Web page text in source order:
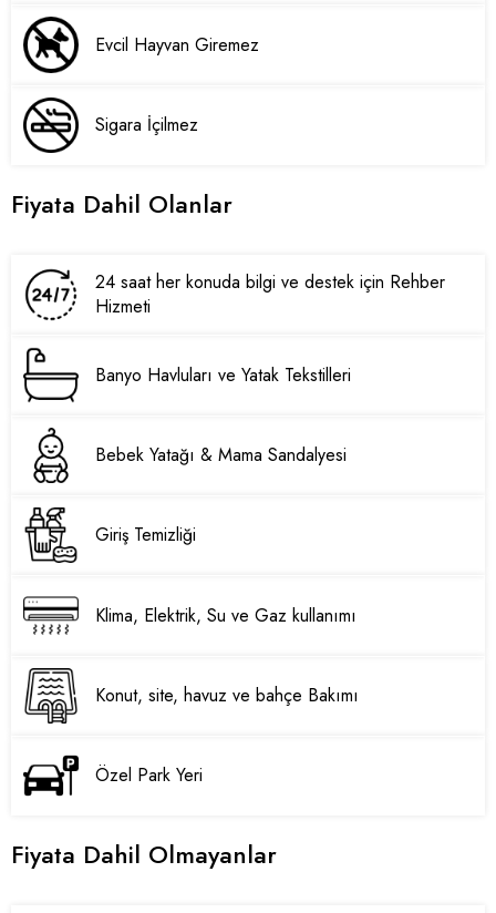
Evcil Hayvan Giremez
Sigara İçilmez
Fiyata Dahil Olanlar
24 saat her konuda bilgi ve destek için Rehber
Hizmeti
Banyo Havluları ve Yatak Tekstilleri
Bebek Yatağı & Mama Sandalyesi
Giriş Temizliği
Klima, Elektrik, Su ve Gaz kullanımı
Konut, site, havuz ve bahçe Bakımı
Özel Park Yeri
Fiyata Dahil Olmayanlar